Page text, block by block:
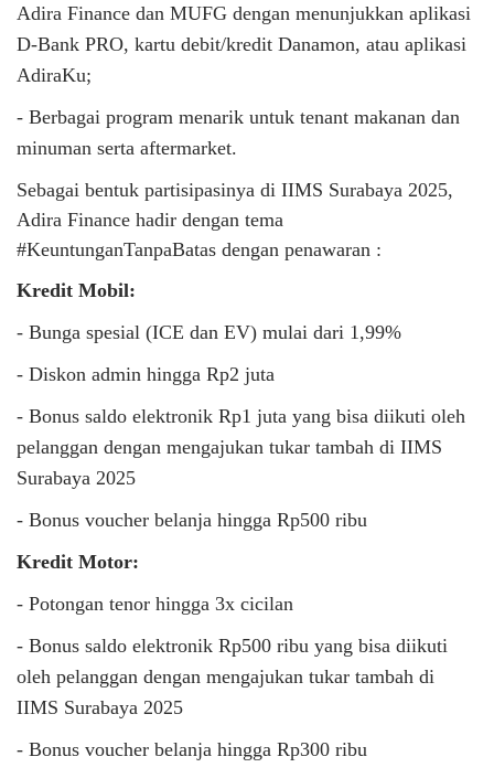
Adira Finance dan MUFG dengan menunjukkan aplikasi
D-Bank PRO, kartu debit/kredit Danamon, atau aplikasi
AdiraKu;
- Berbagai program menarik untuk tenant makanan dan
minuman serta aftermarket.
Sebagai bentuk partisipasinya di IIMS Surabaya 2025,
Adira Finance hadir dengan tema
#KeuntunganTanpaBatas dengan penawaran :
Kredit Mobil:
- Bunga spesial (ICE dan EV) mulai dari 1,99%
- Diskon admin hingga Rp2 juta
- Bonus saldo elektronik Rp1 juta yang bisa diikuti oleh
pelanggan dengan mengajukan tukar tambah di IIMS
Surabaya 2025
- Bonus voucher belanja hingga Rp500 ribu
Kredit Motor:
- Potongan tenor hingga 3x cicilan
- Bonus saldo elektronik Rp500 ribu yang bisa diikuti
oleh pelanggan dengan mengajukan tukar tambah di
IIMS Surabaya 2025
- Bonus voucher belanja hingga Rp300 ribu